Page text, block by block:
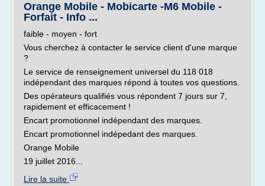
Orange Mobile - Mobicarte -M6 Mobile -
Forfait - Info ...
faible - moyen - fort
Vous cherchez à contacter le service client d'une marque
?
Le service de renseignement universel du 118 018
indépendant des marques répond à toutes vos questions.
Des opérateurs qualifiés vous répondent 7 jours sur 7,
rapidement et efficacement !
Encart promotionnel indépendant des marques.
Encart promotionnel indépedant des marques.
Orange Mobile
19 juillet 2016...
Lire la suite